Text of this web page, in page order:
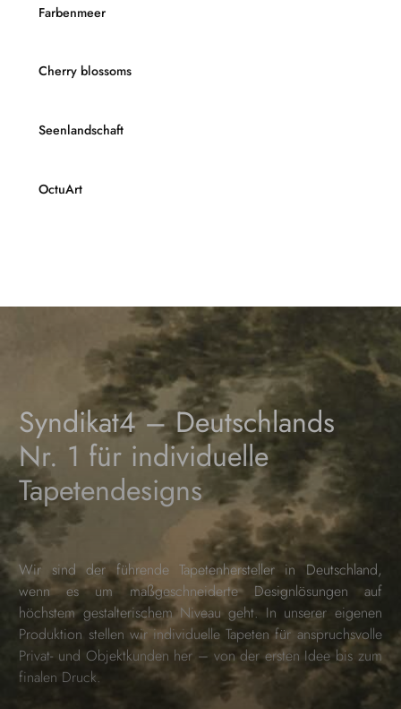
Farbenmeer
Cherry blossoms
Seenlandschaft
OctuArt
Wir sind der führende Tapetenhersteller in Deutschland,
wenn es um maßgeschneiderte Designlösungen auf
höchstem gestalterischem Niveau geht. In unserer eigenen
Produktion stellen wir individuelle Tapeten für anspruchsvolle
Privat- und Objektkunden her – von der ersten Idee bis zum
finalen Druck.
Syndikat4 – Deutschlands
Nr. 1 für individuelle
Tapetendesigns